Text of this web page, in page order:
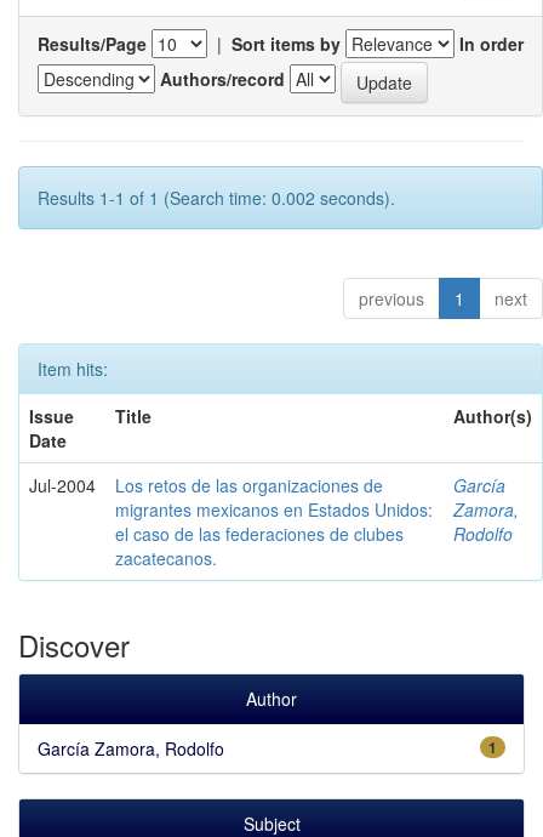
Results/Page | Sort items by
In order
Authors/record
Results 1-1 of 1 (Search time: 0.002 seconds).
previous 1 next
Item hits:
Issue
Date
Title Author(s)
Jul-2004
Los retos de las organizaciones de
migrantes mexicanos en Estados Unidos:
el caso de las federaciones de clubes
zacatecanos.
García
Zamora,
Rodolfo
Discover
Author
1
García Zamora, Rodolfo
Subject